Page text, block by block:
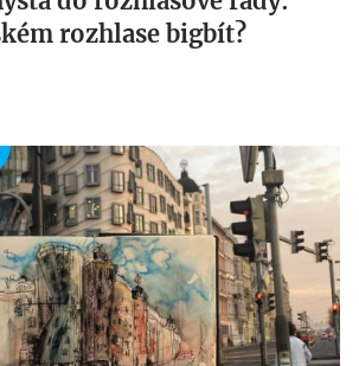
rozhlase bigbít?